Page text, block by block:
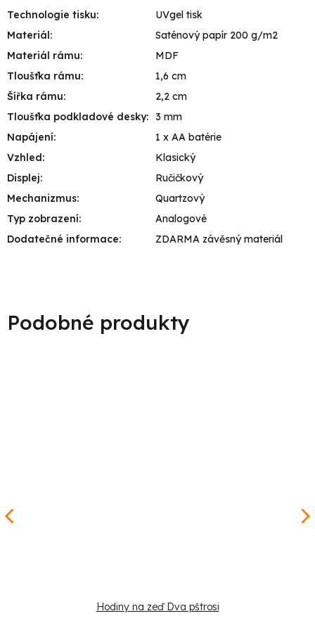
Technologie tisku:
UVgel tisk
Materiál:
Saténový papír 200 g/m2
Materiál rámu:
MDF
Tloušťka rámu:
1,6 cm
Šířka rámu:
2,2 cm
Tloušťka podkladové desky: 3 mm
Napájení:
1 x AA batérie
Vzhled:
Klasický
Displej:
Ručičkový
Mechanizmus:
Quartzový
Typ zobrazení:
Analogové
Dodatečné informace: ZDARMA závěsný materiál
Hodiny na zeď Dva pštrosi